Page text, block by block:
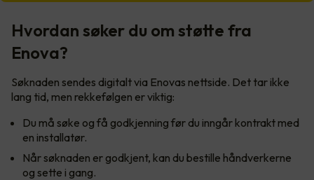
Hvordan søker du om støtte fra
Enova?
Søknaden sendes digitalt via Enovas nettside. Det tar ikke
lang tid, men rekkefølgen er viktig:
Du må søke og få godkjenning før du inngår kontrakt med
en installatør.
Når søknaden er godkjent, kan du bestille håndverkerne
og sette i gang.